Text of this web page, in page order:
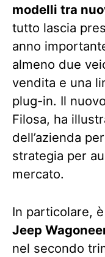
modelli tra
tutto lascia
anno
almeno due
vendita e una
plug-in. Il
Filosa, ha
dell’azienda
strategia per
mercato.
In particolare,
Jeep
nel secondo